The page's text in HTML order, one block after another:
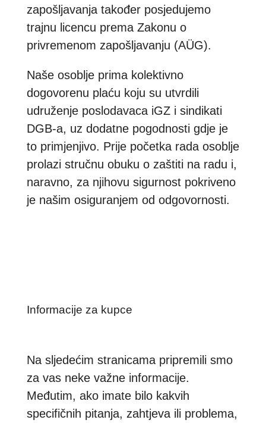
zapošljavanja također posjedujemo
trajnu licencu prema Zakonu o
privremenom zapošljavanju (AÜG).
Naše osoblje prima kolektivno
dogovorenu plaću koju su utvrdili
udruženje poslodavaca iGZ i sindikati
DGB-a, uz dodatne pogodnosti gdje je
to primjenjivo. Prije početka rada osoblje
prolazi stručnu obuku o zaštiti na radu i,
naravno, za njihovu sigurnost pokriveno
je našim osiguranjem od odgovornosti.
Informacije za kupce
Na sljedećim stranicama pripremili smo
za vas neke važne informacije.
Međutim, ako imate bilo kakvih
specifičnih pitanja, zahtjeva ili problema,